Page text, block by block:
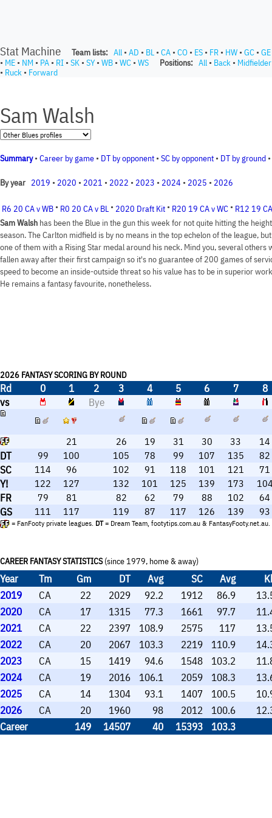
Stat Machine Team lists: All • AD • BL • CA • CO • ES • FR • HW • GC • GE
• ME • NM • PA • RI • SK • SY• WB • WC • WS Positions: All • Back • Midfielder
• Ruck • Forward